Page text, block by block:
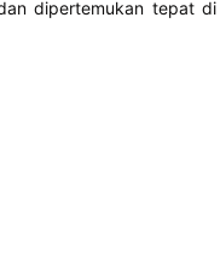
dipertemukan tepat di